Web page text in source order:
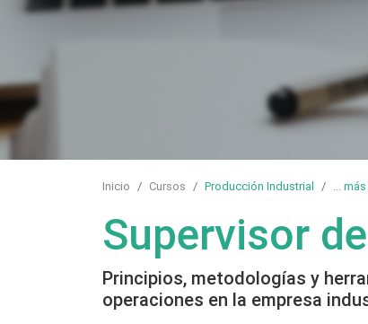
Inicio Cursos Producción Industrial más
Supervisor
Principios, metodologías y
operaciones en la empresa